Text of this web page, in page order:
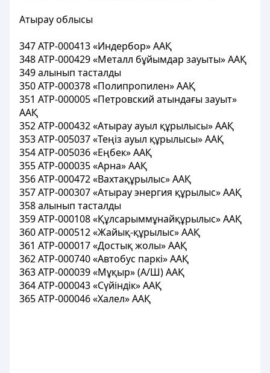
Атырау облысы
347 АТР-000413«Индербор» ААҚ
348 АТР-000429 «Металл бұйымдар зауыты» ААҚ
349 алынып тасталды
350 АТР-000378 «Полипропилен» ААҚ
351 АТР-000005 «Петровский атындағы зауыт»
ААҚ
352 АТР-000432 «Атырау ауыл құрылысы» ААҚ
353 АТР-005037 «Теңіз ауыл құрылысы» ААҚ
354 АТР-005036 «Еңбек» ААҚ
355 АТР-000035 «Арна» ААҚ
356 АТР-000472 «Вахтақұрылыс» ААҚ
357 АТР-000307 «Атырау энергия құрылыс» ААҚ
358 алынып тасталды
359 АТР-000108 «Құлсарыммұнайқұрылыс» ААҚ
360 АТР-000512 «Жайық-құрылыс» ААҚ
361 АТР-000017 «Достық жолы» ААҚ
362 АТР-000740 «Автобус паркі» ААҚ
363 АТР-000039 «Мұқыр» (А/Ш) ААҚ
364 АТР-000043 «Сүйіндік» ААҚ
365 АТР-000046 «Халел» ААҚ